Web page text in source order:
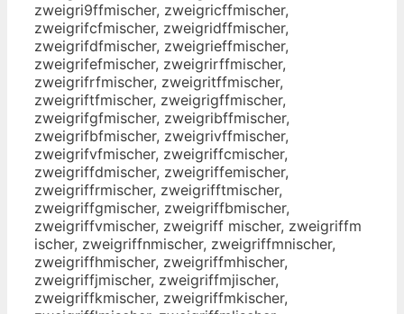
zweigri9ffmischer, zweigricffmischer,
zweigrifcfmischer, zweigridffmischer,
zweigrifdfmischer, zweigrieffmischer,
zweigrifefmischer, zweigrirffmischer,
zweigrifrfmischer, zweigritffmischer,
zweigriftfmischer, zweigrigffmischer,
zweigrifgfmischer, zweigribffmischer,
zweigrifbfmischer, zweigrivffmischer,
zweigrifvfmischer, zweigriffcmischer,
zweigriffdmischer, zweigriffemischer,
zweigriffrmischer, zweigrifftmischer,
zweigriffgmischer, zweigriffbmischer,
zweigriffvmischer, zweigriff mischer, zweigriffm
ischer, zweigriffnmischer, zweigriffmnischer,
zweigriffhmischer, zweigriffmhischer,
zweigriffjmischer, zweigriffmjischer,
zweigriffkmischer, zweigriffmkischer,